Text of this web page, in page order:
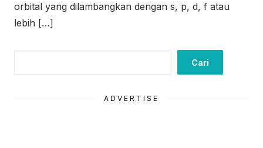
orbital yang dilambangkan dengan s, p, d, f atau
lebih […]
Cari
ADVERTISE